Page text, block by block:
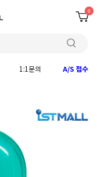
0
1:1문의 A/S 접수